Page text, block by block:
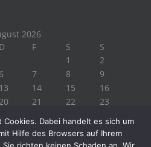
2026
D F S
S
1
2
6 7 8
9
13 14 15
16
21 22
23
27 28
Dabei handelt es sich um
Hilfe des Browsers auf Ihrem